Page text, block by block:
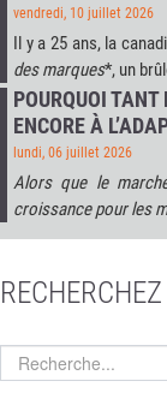
vendredi, 10 juillet 2026
Il y a 25 ans, la
des marques*, un
POURQUOI TANT
ENCORE À
lundi, 06 juillet 2026
Alors que le
croissance pour les
Rechercher